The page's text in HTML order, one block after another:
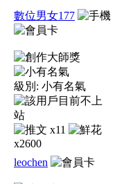
數位男女177
級別: 小有名氣
x11
x2600
leochen